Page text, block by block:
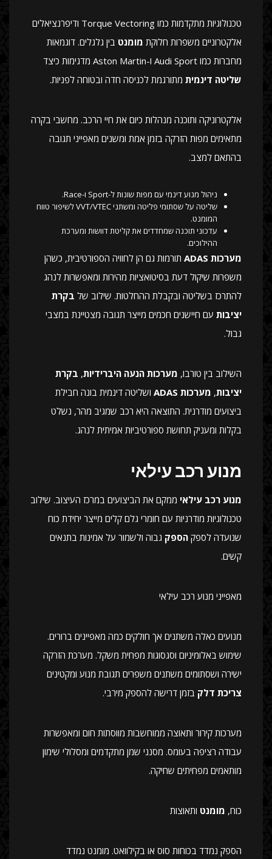
טכנולוגיות מתקדמות כמו Torque Vectoring ודיפרנציאלים
אלקטרוניים משפרות חלוקת מומנט בין גלגלים. דוגמאות
מחברות כמו Audi Sport ו-Aston Martin מדגימות כיצד
שליטה דינמית מתורגמת לכניסה חדה ובטוחה לפניות.
אלקטרוניקה ותוכנה מנהלות כיום את חיי הרכב. מחשבי בקרה
מתאימים מפות הזרקה בזמן אמת ומשנים מאפייני תגובה
בהתאם למצב.
ניהול מנוע דינמי עם מפות שונות ל-Sport ו-Race.
שליטה על שסתומי פליטה ומשתני VVT/VTEC לשיפור טווח
המומנט.
עדכוני תוכנה שמחדדים את קליטת דוושות ומערכת
ההילוכים.
מערכות ADAS
תורמות גם הן לחוויה הספורטיבית, כשהן
משפרות שיקול דעת בסיטואציות מהירות ומאפשרות לנהג
להתרכז בשליטה ובקבלת ההחלטות. שילוב של בקרת
יציבות עם חיישנים חכמים מייצר תגובה מצטיינת במצבי
גבול.
השילוב בין טורבו, מערכות הנעה היברידיות, בקרת
יציבות, מערכות ADAS
ושליטה דינמית בונה חבילת
ביצועים מודרנית. התוצאה היא רכב שמגיב מהר, נשלט
בקלות ומעניק תחושת ספורטיביות אמיתית לנהג.
מנוע רכב עילאי
מנוע רכב עילאי ממקם את הביצועים במרכז העיצוב. שילוב
טכנולוגיות מודרניות עם חומרי גלם קלים מייצר יחידת כוח
שנועדה לספק הספק גבוה ולשמור על אמינות בתנאים
קשים.
מאפייני מנוע רכב עילאי
מנועים כאלה משתנים אך חולקים כמה מאפיינים ברורים.
שימוש באלומיניום וסגסוגות מפחית משקל. מערכת הזרקה
ישירה ושסתומים משתנים משפרים תגובת מנוע ומקטינים
צריכת דלק בזמן דרישה להספק מירבי.
מערכות קירור ותאוצה ממוחשבות מווסתות חום ומאפשרות
עבודה רציפה בעומס. מסנני שמן מתקדמים ומסלולי שימון
מותאמים מפחיתים שחיקה.
כוח, מומנט ותאוצות
הספק נמדד בכוחות סוס או בקילוואט. מומנט נמדד